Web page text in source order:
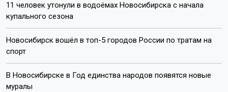
11 человек утонули в водоёмах Новосибирска с начала
купального сезона
Новосибирск вошёл в топ-5 городов России по тратам на
спорт
В Новосибирске в Год единства народов появятся новые
муралы